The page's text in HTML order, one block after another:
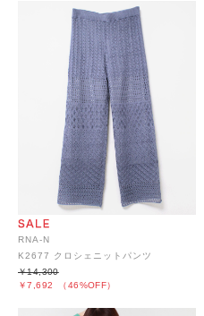
RNA-N
K2677 クロシェニットパンツ
￥7,692 （46%OFF）
￥14,300